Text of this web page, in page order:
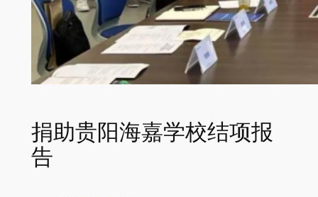
捐助贵阳海嘉学校结项报
告